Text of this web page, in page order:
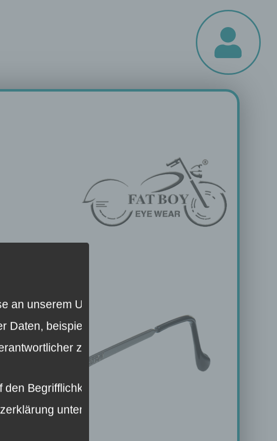
an unserem Unternehmen. Eine Nutzung der
Daten, beispielsweise des Namens, der Anschrift,
zahlreiche technische und
Begrifflichkeiten, die durch den Europäischen
unter anderem die folgenden Begriffe: